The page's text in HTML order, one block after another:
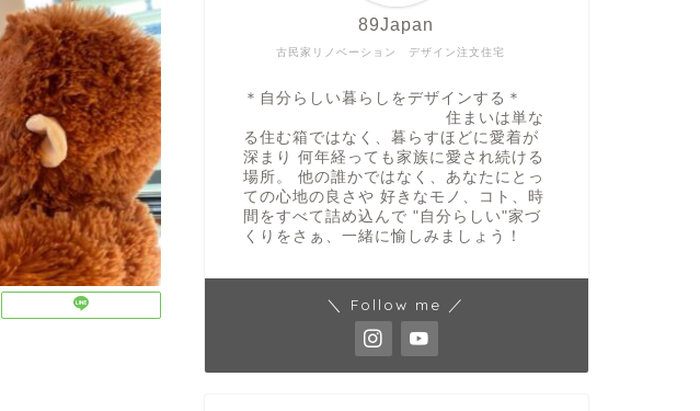
古民家リノベーション デザイン注文住宅
89Japan
＊自分らしい暮らしをデザインする＊
住まいは単な
る住む箱ではなく、暮らすほどに愛着が
深まり 何年経っても家族に愛され続ける
場所。 他の誰かではなく、あなたにとっ
ての心地の良さや 好きなモノ、コト、時
間をすべて詰め込んで "自分らしい"家づ
くりをさぁ、一緒に愉しみましょう！
＼ Follow me ／